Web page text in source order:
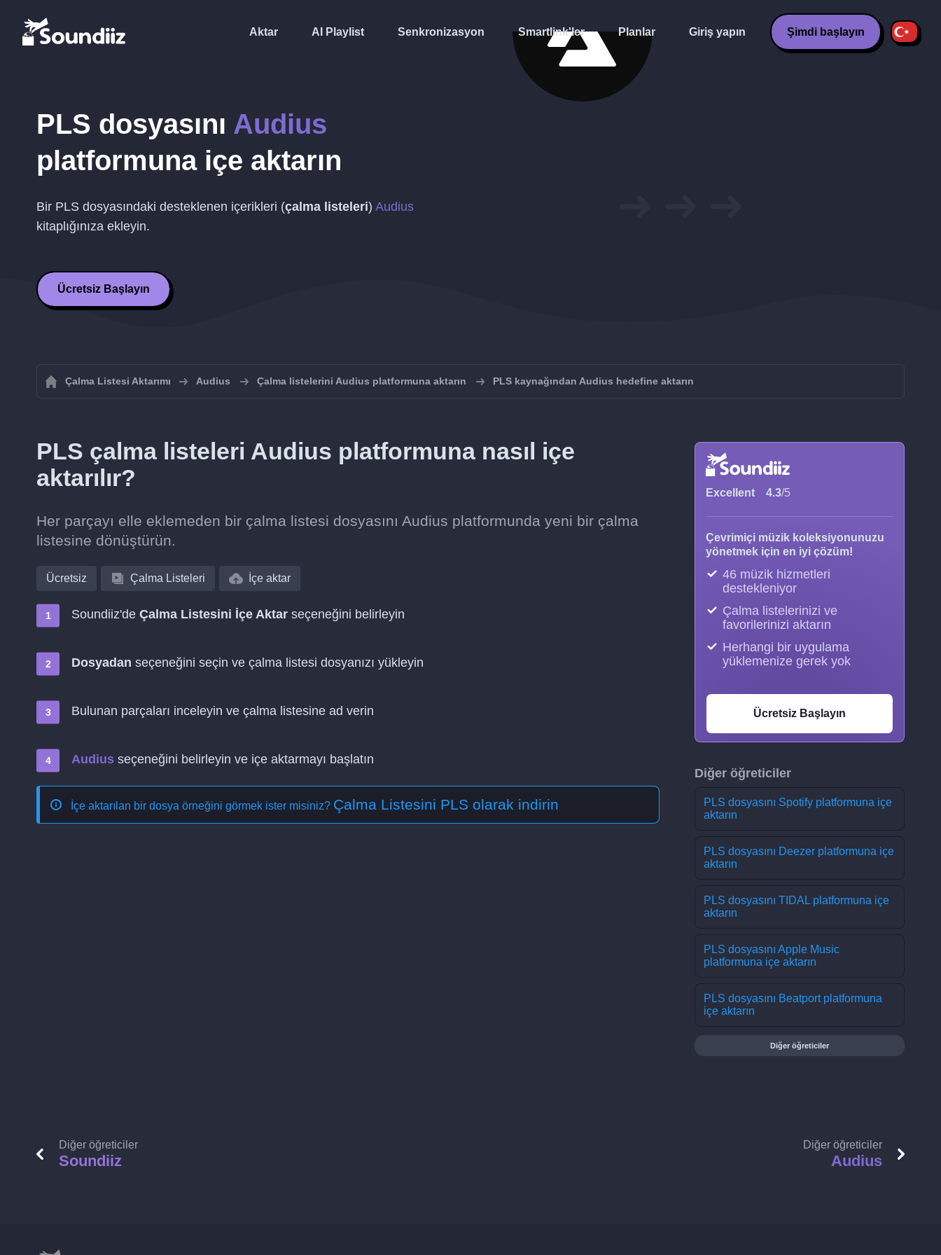
Aktar AI Playlist Senkronizasyon Smartlink'ler Planlar Giriş yapın Şimdi başlayın
PLS dosyasını Audius
platformuna içe aktarın
Bir PLS dosyasındaki desteklenen içerikleri (çalma listeleri) Audius
kitaplığınıza ekleyin.
Ücretsiz Başlayın
Çalma Listesi Aktarımı Audius Çalma listelerini Audius platformuna aktarın PLS kaynağından Audius hedefine aktarın
PLS çalma listeleri Audius platformuna nasıl içe
aktarılır?
Her parçayı elle eklemeden bir çalma listesi dosyasını Audius platformunda yeni bir çalma
listesine dönüştürün.
Ücretsiz Çalma Listeleri İçe aktar
Soundiiz'de Çalma Listesini İçe Aktar seçeneğini belirleyin
Dosyadan seçeneğini seçin ve çalma listesi dosyanızı yükleyin
Bulunan parçaları inceleyin ve çalma listesine ad verin
Audius seçeneğini belirleyin ve içe aktarmayı başlatın
İçe aktarılan bir dosya örneğini görmek ister misiniz? Çalma Listesini PLS olarak indirin
Excellent 4.3/5
Çevrimiçi müzik koleksiyonunuzu
yönetmek için en iyi çözüm!
46 müzik hizmetleri
destekleniyor
Çalma listelerinizi ve
favorilerinizi aktarın
Herhangi bir uygulama
yüklemenize gerek yok
Ücretsiz Başlayın
Diğer öğreticiler
PLS dosyasını Spotify platformuna içe
aktarın
PLS dosyasını Deezer platformuna içe
aktarın
PLS dosyasını TIDAL platformuna içe
aktarın
PLS dosyasını Apple Music
platformuna içe aktarın
PLS dosyasını Beatport platformuna
içe aktarın
Diğer öğreticiler
Diğer öğreticiler
Soundiiz
Diğer öğreticiler
Audius